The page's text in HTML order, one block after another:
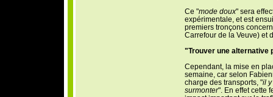
Ce "mode doux" sera
expérimentale, et est
premiers tronçons
Carrefour de la Veuve) et
"Trouver une alternative
Cependant, la mise en
semaine, car selon
charge des transports, "il y
surmonter". En effet cette